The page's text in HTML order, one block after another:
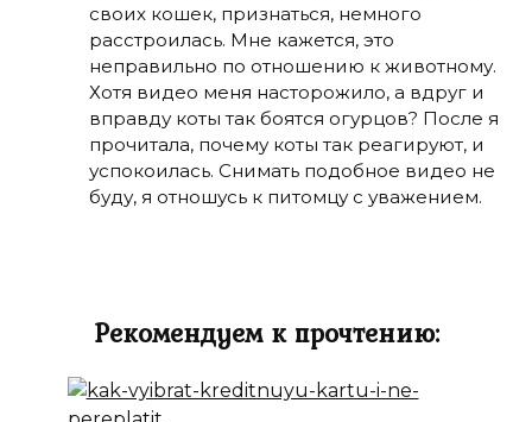
своих кошек, признаться, немного
расстроилась. Мне кажется, это
неправильно по отношению к животному.
Хотя видео меня насторожило, а вдруг и
вправду коты так боятся огурцов? После я
прочитала, почему коты так реагируют, и
успокоилась. Снимать подобное видео не
буду, я отношусь к питомцу с уважением.
Рекомендуем к прочтению: